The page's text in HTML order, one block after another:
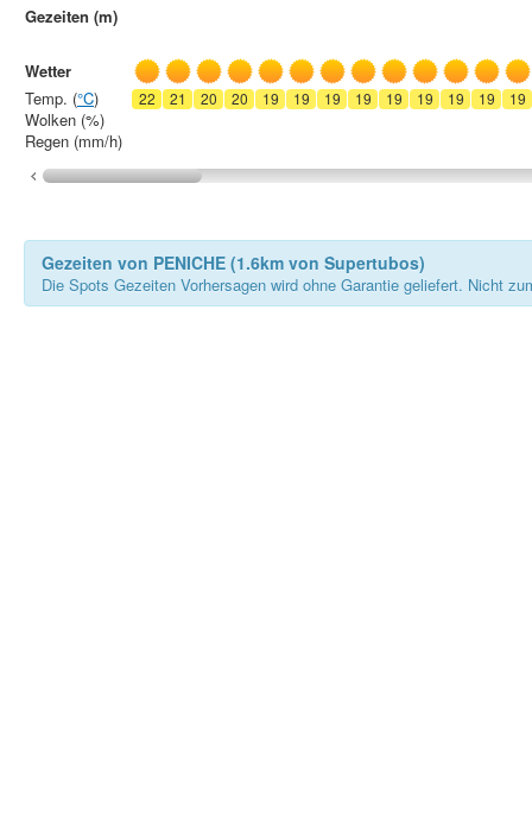
22 21 20 20 19 19 19 19 19 19 19 19 19
Gezeiten (m)
Wetter
Temp. (°C)
Wolken (%)
Regen (mm/h)
Gezeiten von PENICHE (1.6km von Supertubos)
Die Spots Gezeiten Vorhersagen wird ohne Garantie geliefert. Nicht